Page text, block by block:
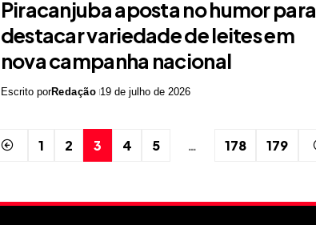
Piracanjuba aposta no humor para
destacar variedade de leites em
nova campanha nacional
Escrito porRedação 19 de julho de 2026
1 2 3 4 5 … 178 179